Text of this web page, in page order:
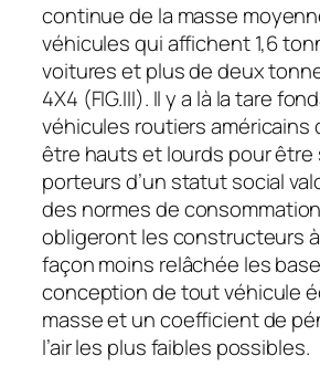
continue de la masse
véhicules qui affichent 1,6
voitures et plus de deux
4X4 (FIG.III). Il y a là la tare
véhicules routiers américains
être hauts et lourds pour
porteurs d’un statut social
des normes de
obligeront les constructeurs
façon moins relâchée les
conception de tout véhicule
masse et un coefficient de
l’air les plus faibles possibles.